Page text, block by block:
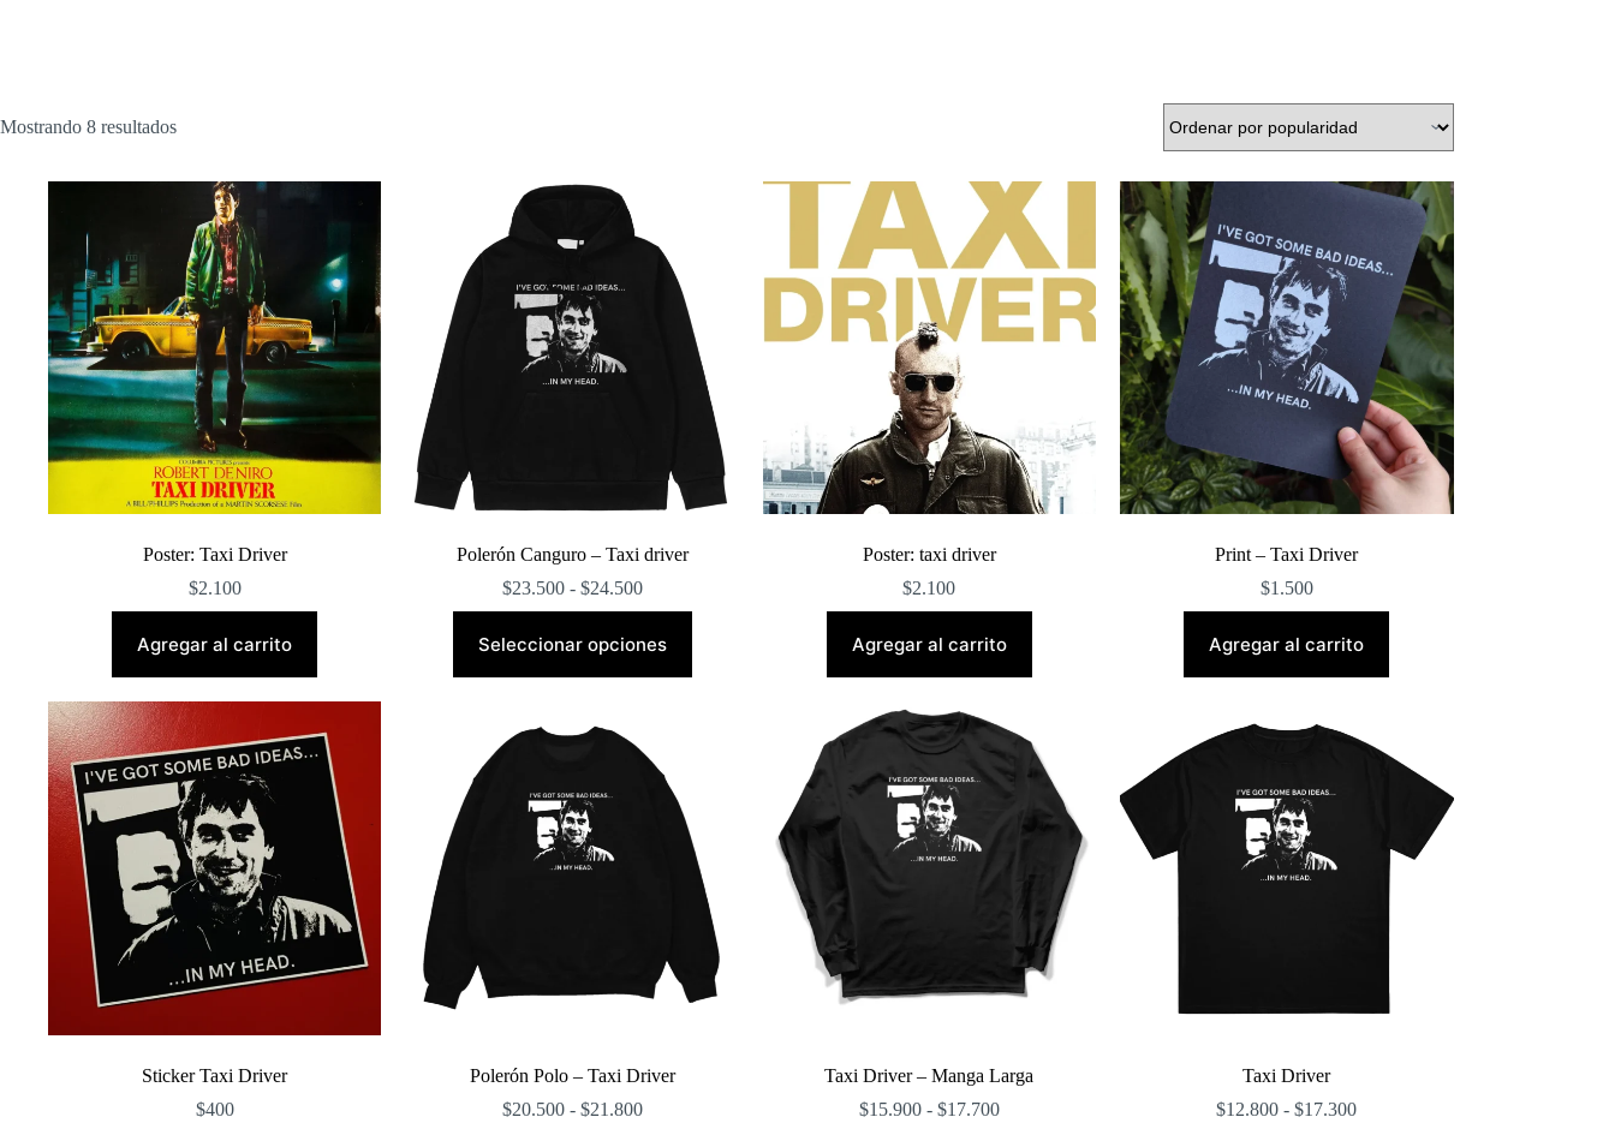
Mostrando 8 resultadosOrdenado
Poster: Taxi Driver
$2.100
Agregar al carrito
Polerón Canguro – Taxi driver
$23.500 - $24.500Rango
de
desde
$23.500
Seleccionar opciones
producto
Las
opciones
pueden
elegir
en
la
Poster: taxi driver
$2.100
Agregar al carrito
Print – Taxi Driver
$1.500
Agregar al carrito
Sticker Taxi Driver
$400
Polerón Polo – Taxi Driver
$20.500 - $21.800Rango
Taxi Driver – Manga Larga
$15.900 - $17.700Rango
Taxi Driver
$12.800 - $17.300Rango